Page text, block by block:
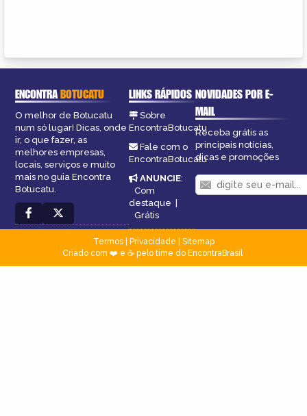
ENCONTRABOTUCATU
O melhor de Botucatu
num só lugar! Dicas, onde
ir, o que fazer, as
melhores empresas,
locais, serviços e muito
mais no guia Encontra
Botucatu.
LINKS RÁPIDOS
Sobre
EncontraBotucatu
Fale com o
EncontraBotucatu
ANUNCIE:
Com
destaque |
Grátis
NOVIDADES POR E-
MAIL
Receba grátis as
principais notícias,
dicas e promoções
Termos| Privacidade
Sitemap
Criado com ❤️ e ☕ pelo time do EncontraBrasil